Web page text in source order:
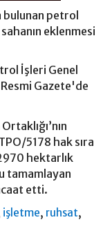
bulunan petrol
eklenmesi
İşleri Genel
Gazete'de
5178 hak sıra
hektarlık
tamamlayan
etti.
işletme, ruhsat,